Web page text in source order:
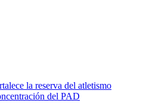
la reserva del atletismo
del PAD